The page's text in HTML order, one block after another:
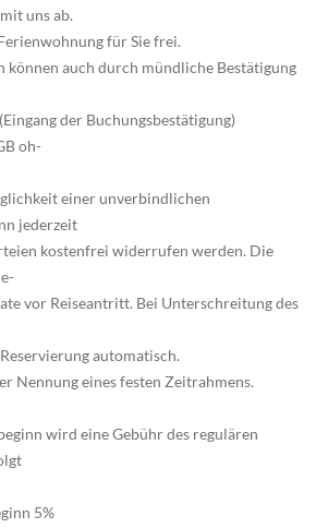
uns ab.
für Sie frei.
können auch durch mündliche Bestätigung
der Buchungsbestätigung)
oh-
einer unverbindlichen
jederzeit
kostenfrei widerrufen werden. Die
vor Reiseantritt. Bei Unterschreitung des
automatisch.
Nennung eines festen Zeitrahmens.
wird eine Gebühr des regulären
5%